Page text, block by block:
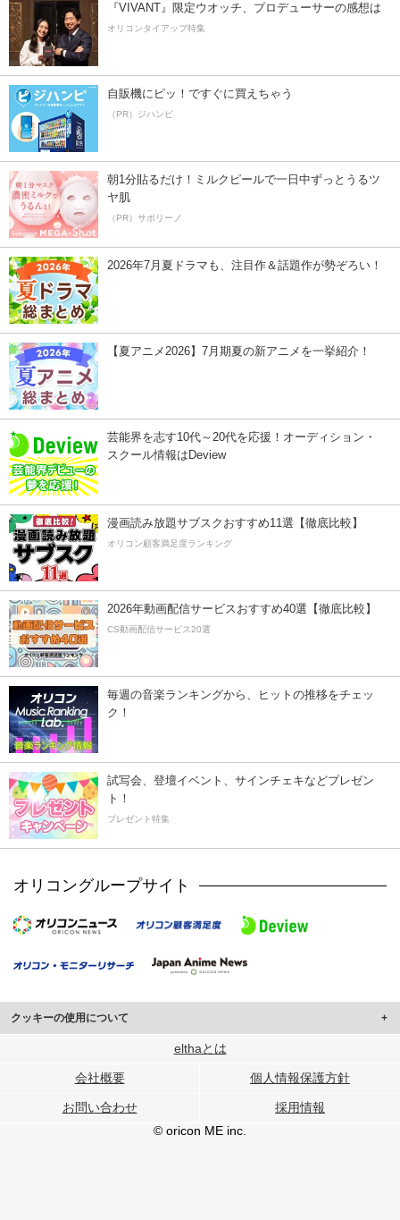
『VIVANT』限定ウオッチ、プロデューサーの感想は
オリコンタイアップ特集
自販機にピッ！ですぐに買えちゃう
（PR）ジハンピ
朝1分貼るだけ！ミルクピールで一日中ずっとうるツ
ヤ肌
（PR）サボリーノ
2026年7月夏ドラマも、注目作＆話題作が勢ぞろい！
【夏アニメ2026】7月期夏の新アニメを一挙紹介！
芸能界を志す10代～20代を応援！オーディション・
スクール情報はDeview
漫画読み放題サブスクおすすめ11選【徹底比較】
オリコン顧客満足度ランキング
2026年動画配信サービスおすすめ40選【徹底比較】
CS動画配信サービス20選
毎週の音楽ランキングから、ヒットの推移をチェッ
ク！
試写会、登壇イベント、サインチェキなどプレゼン
ト！
プレゼント特集
オリコングループサイト
クッキーの使用について
このサイトでは Cookie を使用して、ユーザーに合わせたコンテンツや広告の
行っています。
メディアや広告配信、データ解析の各パートナーに提供しています。
各パートナーは、この情報とユーザーが各パートナーに提供した他の情報や、
ユーザーが各パートナーのサービスを使用したときに収集した他の情報を組み
elthaとは
会社概要 個人情報保護方針
お問い合わせ
採用情報
© oricon ME inc.